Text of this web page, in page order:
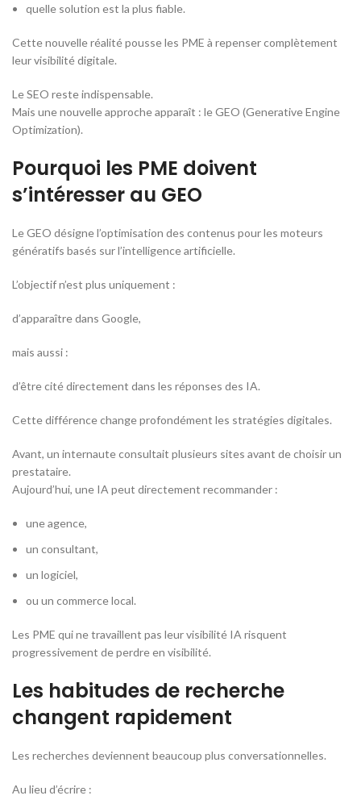
quelle solution est la plus fiable.
Cette nouvelle réalité pousse les PME à repenser complètement
leur visibilité digitale.
Le SEO reste indispensable.
Mais une nouvelle approche apparaît : le GEO (Generative Engine
Optimization).
Pourquoi les PME doivent
s’intéresser au GEO
Le GEO désigne l’optimisation des contenus pour les moteurs
génératifs basés sur l’intelligence artificielle.
L’objectif n’est plus uniquement :
d’apparaître dans Google,
mais aussi :
d’être cité directement dans les réponses des IA.
Cette différence change profondément les stratégies digitales.
Avant, un internaute consultait plusieurs sites avant de choisir un
prestataire.
Aujourd’hui, une IA peut directement recommander :
une agence,
un consultant,
un logiciel,
ou un commerce local.
Les PME qui ne travaillent pas leur visibilité IA risquent
progressivement de perdre en visibilité.
Les habitudes de recherche
changent rapidement
Les recherches deviennent beaucoup plus conversationnelles.
Au lieu d’écrire :